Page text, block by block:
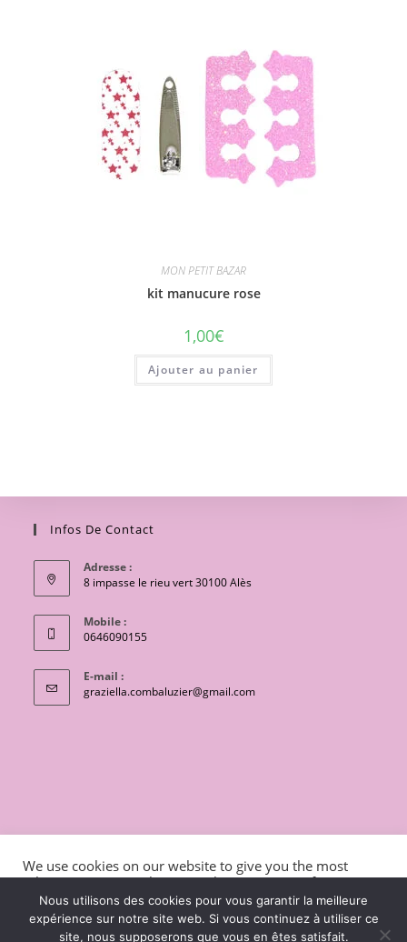
MON PETIT BAZAR
kit manucure rose
1,00€
Ajouter au panier
Infos De Contact
Adresse :
8 impasse le rieu vert 30100 Alès
Mobile :
0646090155
E-mail :
graziella.combaluzier@gmail.comS’ouvre
CONTACT
Conditions générales de vente
Mentions légales et politique de confidentialité
Livraisons
charte de protection des données personnelles
Copyright 2026 - OceanWP Theme by Lili coton
We use cookies on our website to give you the most
relevant experience by remembering your preferences
and repeat visits. By clicking “Accept”, you consent to the
use of ALL the cookies.
Nous utilisons des cookies pour vous garantir la meilleure
expérience sur notre site web. Si vous continuez à utiliser ce
site, nous supposerons que vous en êtes satisfait.